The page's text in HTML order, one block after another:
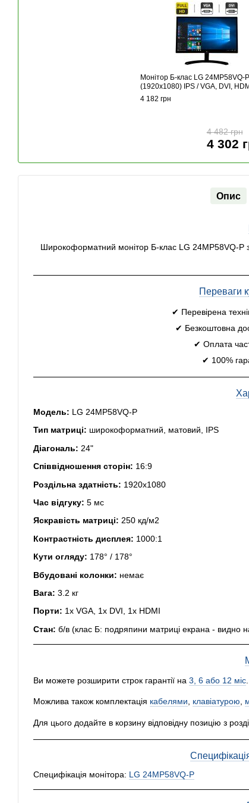
Монітор Б-клас LG 24MP58VQ-
(1920x1080) IPS / VGA, DVI, HDMI
4 182 грн
4 482 грн
4 302
Опис
Широкоформатний монітор Б-клас LG 24MP58VQ-P
Переваги
✔ Перевірена
✔ Безкоштовна
✔ Оплата
✔ 100%
Модель: LG 24MP58VQ-P
Тип матриці: широкоформатний, матовий, IPS
Діагональ: 24"
Співвідношення сторін: 16:9
Роздільна здатність: 1920x1080
Час відгуку: 5 мс
Яскравість матриці: 250 кд/м2
Контрастність дисплея: 1000:1
Кути огляду: 178° / 178°
Вбудовані колонки: немає
Вага: 3.2 кг
Порти: 1x VGA, 1x DVI, 1x HDMI
Стан: б/в (клас Б: подряпини матриці екрана - видно
Ви можете розширити строк гарантії на 3, 6 або 12 міс
Можлива також комплектація кабелями, клавіатурою,
Для цього додайте в корзину відповідну позицію з
Специфікація монітора: LG 24MP58VQ-P